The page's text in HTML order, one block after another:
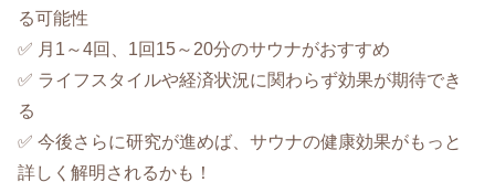
る可能性
✅ 月1～4回、1回15～20分のサウナがおすすめ
✅ ライフスタイルや経済状況に関わらず効果が期待でき
る
✅ 今後さらに研究が進めば、サウナの健康効果がもっと
詳しく解明されるかも！